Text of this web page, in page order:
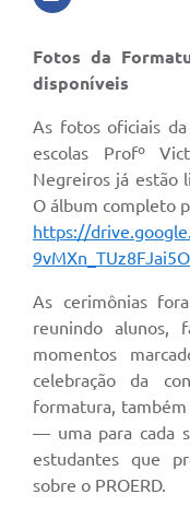
Fotos da
disponíveis
As fotos oficiais da
escolas Profº
Negreiros já estão
O álbum completo
https://
As cerimônias
reunindo alunos,
momentos
celebração da
formatura,
— uma para cada
estudantes que
sobre o PROERD.